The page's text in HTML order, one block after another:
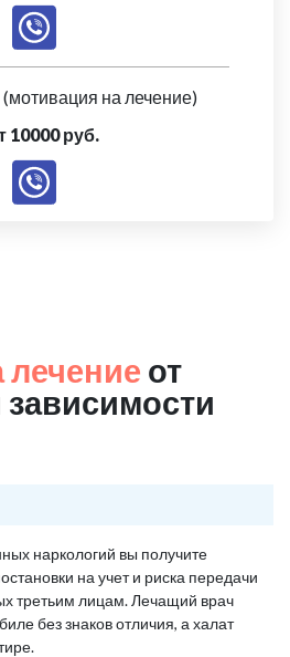
на лечение)
10000 руб.
лечение от
наркологий вы получите
на учет и риска передачи
третьим лицам. Лечащий врач
без знаков отличия, а халат